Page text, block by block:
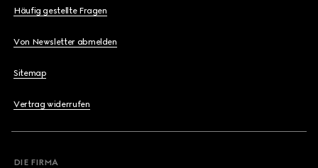
Häufig gestellte Fragen
Von Newsletter abmelden
Sitemap
Vertrag widerrufen
DIE FIRMA